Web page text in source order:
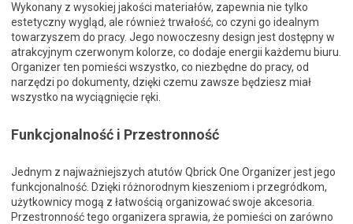
Wykonany z wysokiej jakości materiałów, zapewnia nie tylko
estetyczny wygląd, ale również trwałość, co czyni go idealnym
towarzyszem do pracy. Jego nowoczesny design jest dostępny w
atrakcyjnym czerwonym kolorze, co dodaje energii każdemu biuru.
Organizer ten pomieści wszystko, co niezbędne do pracy, od
narzędzi po dokumenty, dzięki czemu zawsze będziesz miał
wszystko na wyciągnięcie ręki.
Funkcjonalność i Przestronność
Jednym z najważniejszych atutów Qbrick One Organizer jest jego
funkcjonalność. Dzięki różnorodnym kieszeniom i przegródkom,
użytkownicy mogą z łatwością organizować swoje akcesoria.
Przestronność tego organizera sprawia, że pomieści on zarówno